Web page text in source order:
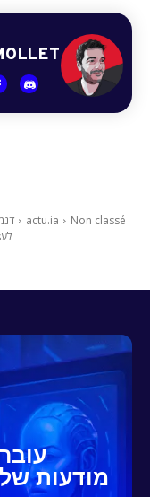
actu.ia Non classé
לעIndividuals על התכנים...
מודעות